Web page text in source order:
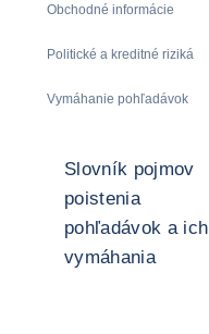
Obchodné informácie
Politické a kreditné riziká
Vymáhanie pohľadávok
Slovník pojmov
poistenia
pohľadávok a ich
vymáhania